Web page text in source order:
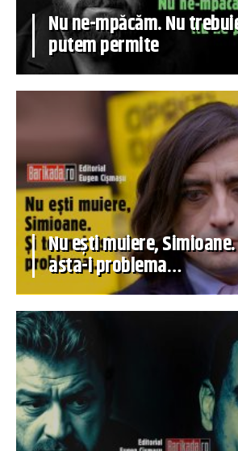
Nu ne-mpăcăm. Nu
putem permite
Nu ești muiere,
asta-i problema…